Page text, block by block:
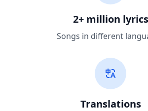
2+ million lyrics
Songs in different
Translations